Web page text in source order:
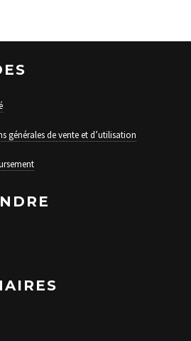
générales de vente et d’utilisation